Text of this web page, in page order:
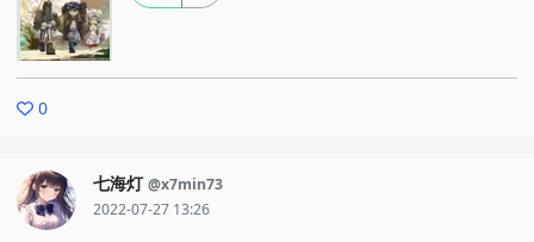
#01：いがらしみきお #02：森川ジョージ #03：佐野妙
#04：青沼貴子
#09：tomomi #10：福本伸行 #11：大川ぶくぶ #12：つくし
0
七海灯 @x7min73
2022-07-27 13:26